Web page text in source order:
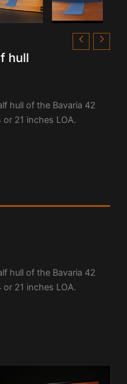
hull
hull of the Bavaria 42
21 inches LOA.
hull of the Bavaria 42
21 inches LOA.